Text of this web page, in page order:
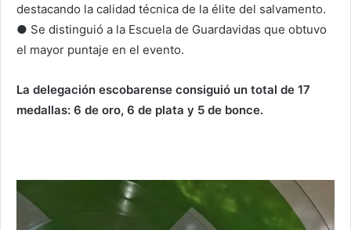
destacando la calidad técnica de la élite del salvamento.
● Se distinguió a la Escuela de Guardavidas que obtuvo
el mayor puntaje en el evento.
­La delegación escobarense consiguió un total de 17
medallas: 6 de oro, 6 de plata y 5 de bonce.